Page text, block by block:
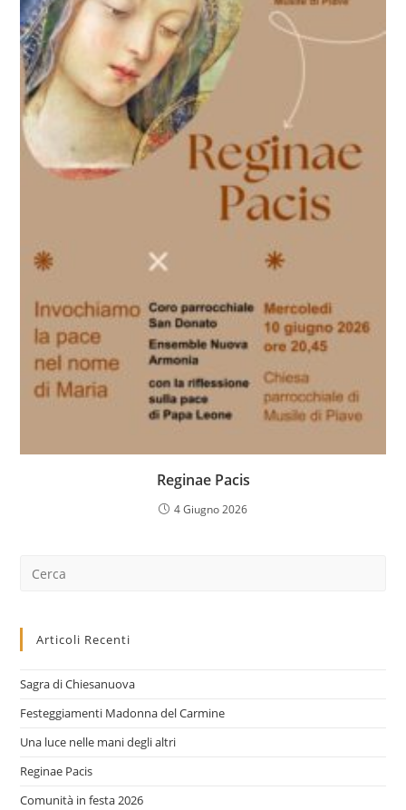
Reginae Pacis
4 Giugno 2026
nel
Articoli Recenti
Sagra di Chiesanuova
Festeggiamenti Madonna del Carmine
Una luce nelle mani degli altri
Reginae Pacis
Comunità in festa 2026